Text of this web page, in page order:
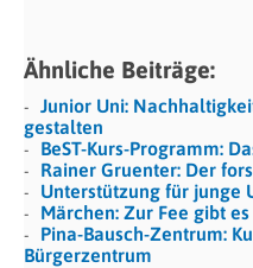
Ähnliche Beiträge:
Junior Uni:
gestalten
BeST-Kurs-Programm:
Rainer Gruenter: Der
Unterstützung für junge
Märchen: Zur Fee gibt
Pina-Bausch-Zentrum:
Bürgerzentrum